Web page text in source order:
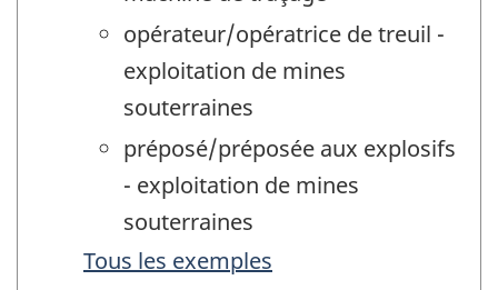
opérateur/opératrice de treuil -
exploitation de mines
souterraines
préposé/préposée aux explosifs
- exploitation de mines
souterraines
Tous les exemples